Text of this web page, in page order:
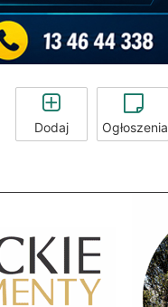
Dodaj Ogłoszenia